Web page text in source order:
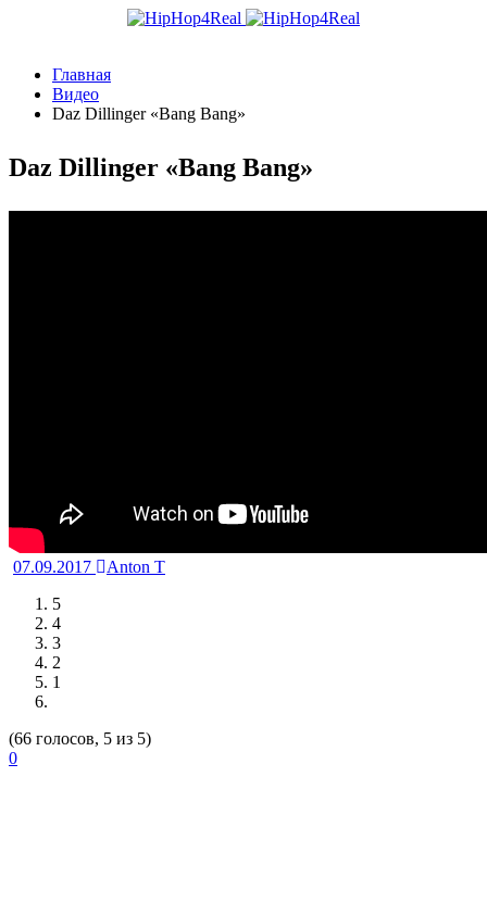
Главная
Видео
Daz Dillinger «Bang Bang»
Daz Dillinger «Bang Bang»
07.09.2017
Anton T
5
4
3
2
1
(66 голосов, 5 из 5)
0